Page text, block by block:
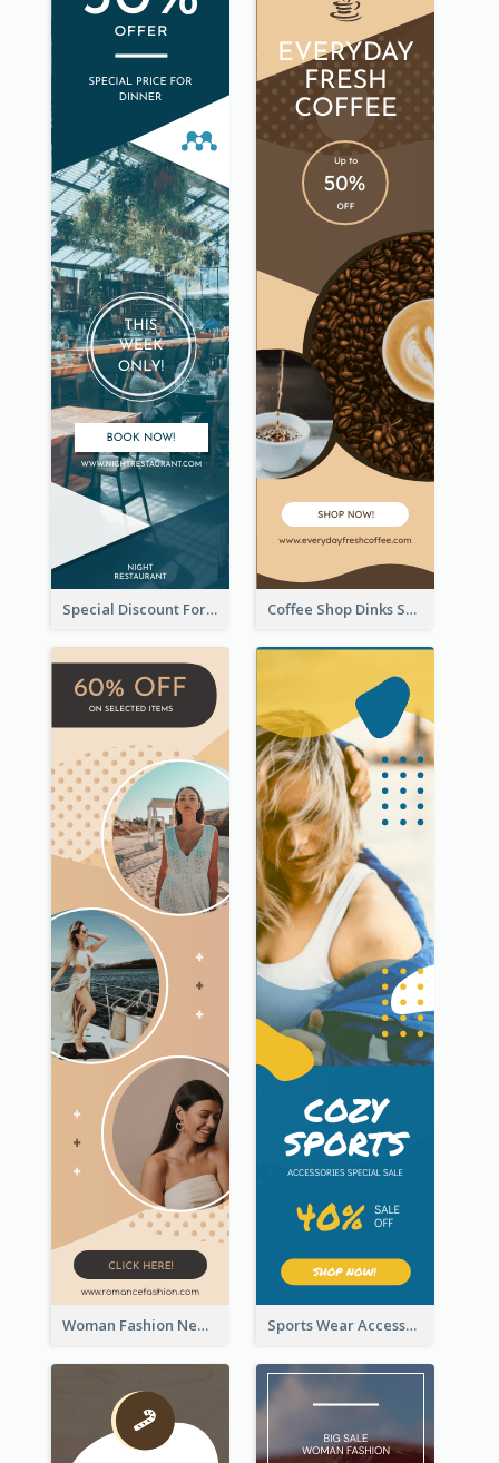
Special Discount For Dinner Wide Skyscraper Banner Coffee Shop Dinks Sale Wide Skyscraper Banner
Woman Fashion New Arrivals Sale Wide Skyscraper Banner Sports Wear Accessories Special Sale Wide Skyscraper Banner